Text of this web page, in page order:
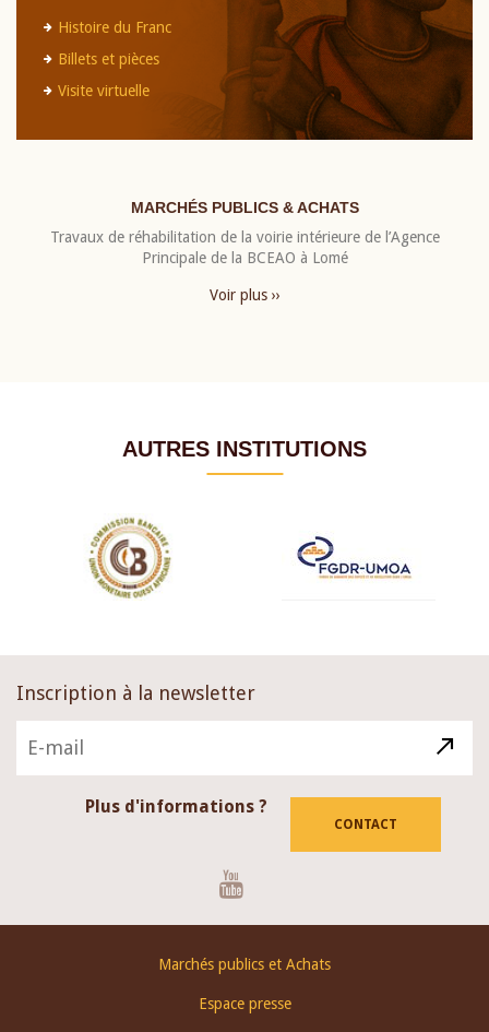
Histoire du Franc
Billets et pièces
Visite virtuelle
MARCHÉS PUBLICS & ACHATS
Travaux de réhabilitation de la voirie intérieure de l’Agence
Principale de la BCEAO à Lomé
Voir plus ››
AUTRES INSTITUTIONS
Inscription à la newsletter
Plus d'informations ?
CONTACT
Marchés publics et Achats
Espace presse